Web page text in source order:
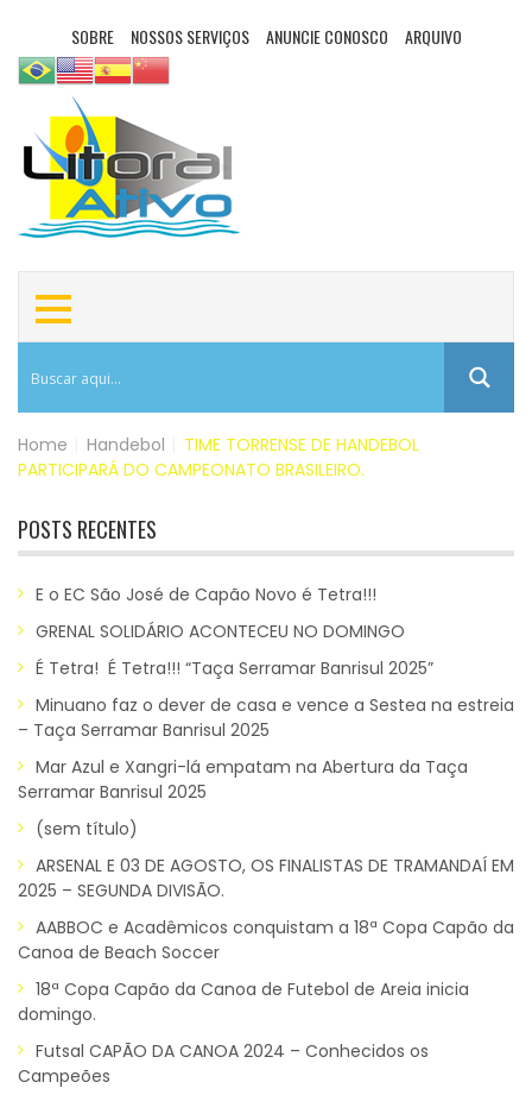
SOBRE NOSSOS SERVIÇOS ANUNCIE CONOSCO ARQUIVO
Home Handebol
TIME TORRENSE DE HANDEBOL
PARTICIPARÁ DO CAMPEONATO BRASILEIRO.
POSTS RECENTES
E o EC São José de Capão Novo é Tetra!!!
GRENAL SOLIDÁRIO ACONTECEU NO DOMINGO
É Tetra! É Tetra!!! “Taça Serramar Banrisul 2025”
Minuano faz o dever de casa e vence a Sestea na estreia
– Taça Serramar Banrisul 2025
Mar Azul e Xangri-lá empatam na Abertura da Taça
Serramar Banrisul 2025
(sem título)
ARSENAL E 03 DE AGOSTO, OS FINALISTAS DE TRAMANDAÍ EM
2025 – SEGUNDA DIVISÃO.
AABBOC e Acadêmicos conquistam a 18ª Copa Capão da
Canoa de Beach Soccer
18ª Copa Capão da Canoa de Futebol de Areia inicia
domingo.
Futsal CAPÃO DA CANOA 2024 – Conhecidos os
Campeões